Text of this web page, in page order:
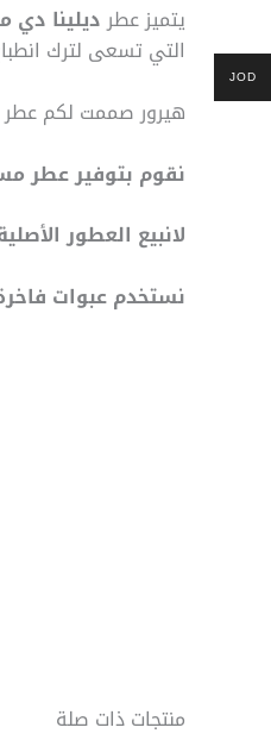
يتميز عطرديلينا دي
التي تسعى لترك
هيرور صممت لكم عطر
نقوم بتوفير عطر
لانبيع العطور
نستخدم عبوات
منتجات ذات صلة
JOD